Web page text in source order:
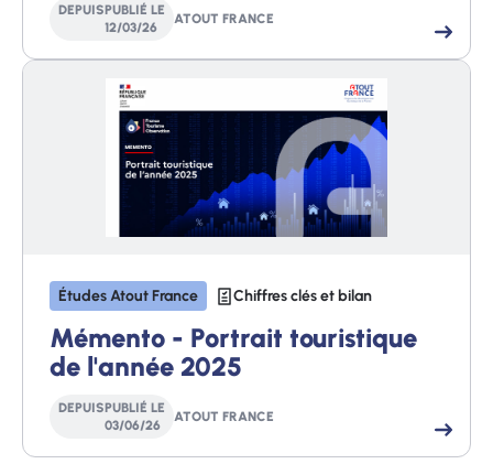
Touristiques - Edition 2025
DEPUISPUBLIÉ LE
12/03/26
ATOUT FRANCE
Études Atout France Chiffres clés et bilan
Mémento - Portrait touristique
de l'année 2025
DEPUISPUBLIÉ LE
03/06/26
ATOUT FRANCE